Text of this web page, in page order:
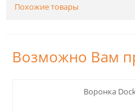
Похожие товары
Возможно Вам
Воронка